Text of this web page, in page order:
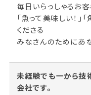
毎日いらっしゃるお
「魚って美味しい！」
くださる
みなさんのためにあ
未経験でも一から技
会社です。